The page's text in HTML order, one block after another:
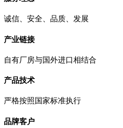
诚信、安全、品质、发展
产业链接
自有厂房与国外进口相结合
产品技术
严格按照国家标准执行
品牌客户